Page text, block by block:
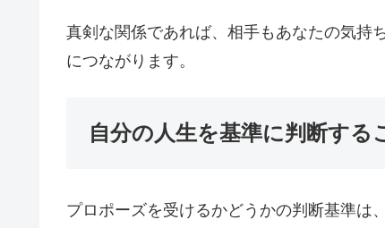
真剣な関係であれば、相手もあなたの気持
につながります。
自分の人生を基準に判断する
プロポーズを受けるかどうかの判断基準は